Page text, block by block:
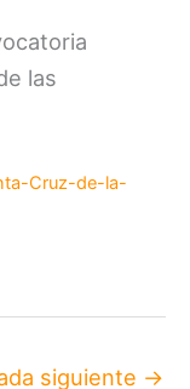
las
Cruz-de-la-
siguiente →